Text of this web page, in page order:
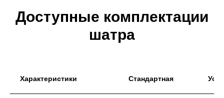
Доступные комплектации
шатра
Характеристики Стандартная